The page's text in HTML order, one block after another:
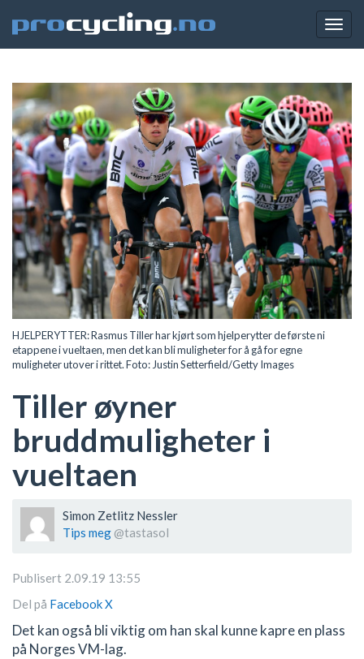
HJELPERYTTER: Rasmus Tiller har kjørt som hjelperytter de første ni
etappene i vueltaen, men det kan bli muligheter for å gå for egne
muligheter utover i rittet. Foto: Justin Setterfield/Getty Images
Tiller øyner
bruddmuligheter i
vueltaen
Simon Zetlitz Nessler
Tips meg @tastasol
Publisert 2.09.19 13:55
Del på FacebookX
Det kan også bli viktig om han skal kunne kapre en plass
på Norges VM-lag.